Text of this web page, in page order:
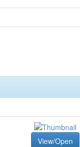
View/Open